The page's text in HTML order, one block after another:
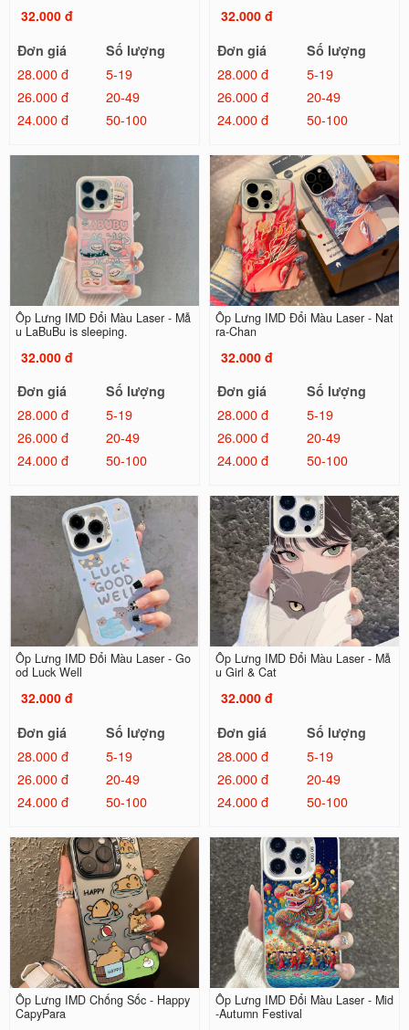
32.000 đ
Đơn giá
Số lượng
28.000 đ
5-19
26.000 đ
20-49
24.000 đ
50-100
32.000 đ
Đơn giá
Số lượng
28.000 đ
5-19
26.000 đ
20-49
24.000 đ
50-100
Ốp Lưng IMD Đổi Màu Laser - Mẫ
u LaBuBu is sleeping.
32.000 đ
Đơn giá
Số lượng
28.000 đ
5-19
26.000 đ
20-49
24.000 đ
50-100
Ốp Lưng IMD Đổi Màu Laser - Nat
ra-Chan
32.000 đ
Đơn giá
Số lượng
28.000 đ
5-19
26.000 đ
20-49
24.000 đ
50-100
Ốp Lưng IMD Đổi Màu Laser - Go
od Luck Well
32.000 đ
Đơn giá
Số lượng
28.000 đ
5-19
26.000 đ
20-49
24.000 đ
50-100
Ốp Lưng IMD Đổi Màu Laser - Mẫ
u Girl & Cat
32.000 đ
Đơn giá
Số lượng
28.000 đ
5-19
26.000 đ
20-49
24.000 đ
50-100
Ốp Lưng IMD Chống Sốc - Happy
CapyPara
Ốp Lưng IMD Đổi Màu Laser - Mid
-Autumn Festival